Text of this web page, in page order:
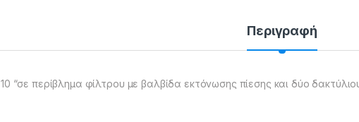
Περιγραφή
10 “σε περίβλημα φίλτρου με βαλβίδα εκτόνωσης πίεσης και δύο